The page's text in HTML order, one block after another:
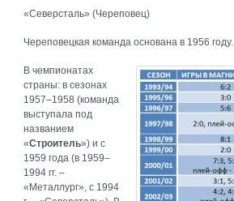
«Северсталь» (Череповец)
Череповецкая команда основана в 1956 году.
В чемпионатах
страны: в сезонах
1957–1958 (команда
выступала под
названием
«Строитель») и с
1959 года (в 1959–
1994 гг. –
«Металлург», с 1994